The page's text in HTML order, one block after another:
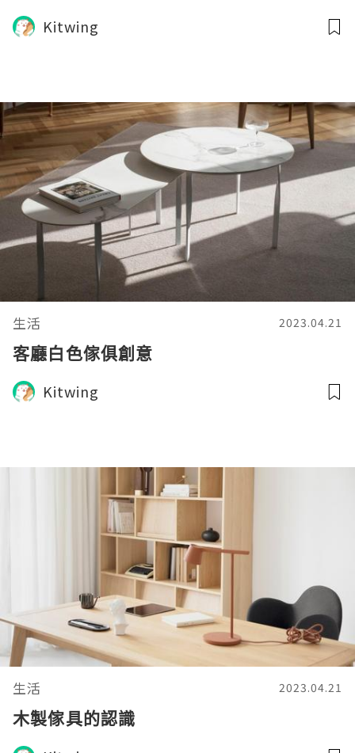
Kitwing
生活 2023.04.21
客廳白色傢俱創意
Kitwing
生活 2023.04.21
木製傢具的認識